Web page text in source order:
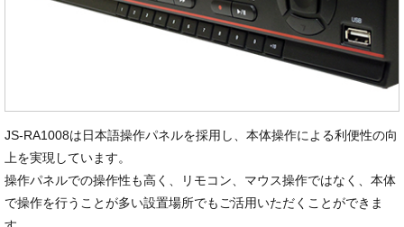
JS-RA1008は日本語操作パネルを採用し、本体操作による利便性の向
上を実現しています。
操作パネルでの操作性も高く、リモコン、マウス操作ではなく、本体
で操作を行うことが多い設置場所でもご活用いただくことができま